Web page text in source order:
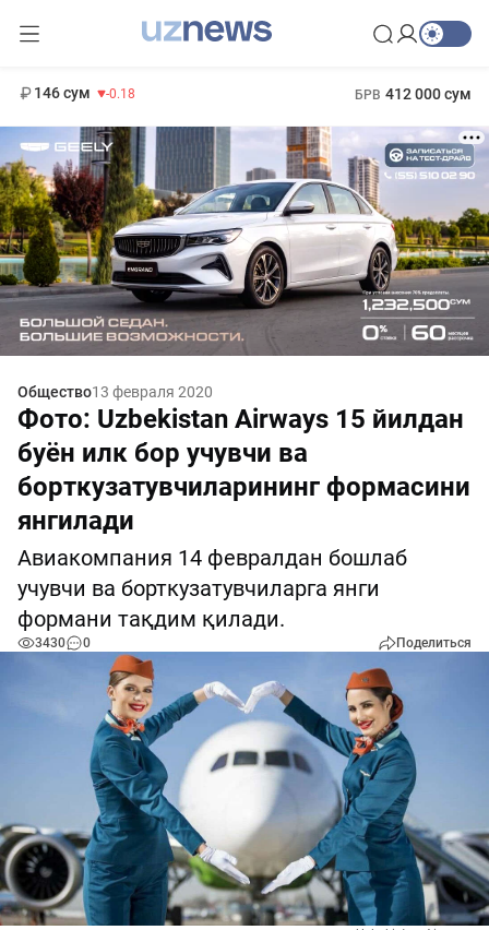
146 сум -0.18 БРВ 412 000 сум
Общество13 февраля 2020
Фото: Uzbekistan Airways 15 йилдан
буён илк бор учувчи ва
борткузатувчиларининг формасини
янгилади
Авиакомпания 14 февралдан бошлаб
учувчи ва борткузатувчиларга янги
формани тақдим қилади.
3430 0 Поделиться